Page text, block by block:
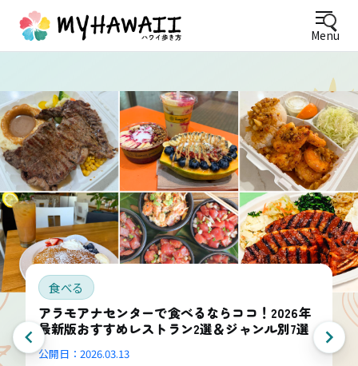
Menu
食べる
アラモアナセンターで食べるならココ！2026年
最新版おすすめレストラン2選＆ジャンル別7選
公開日： 2026.03.13